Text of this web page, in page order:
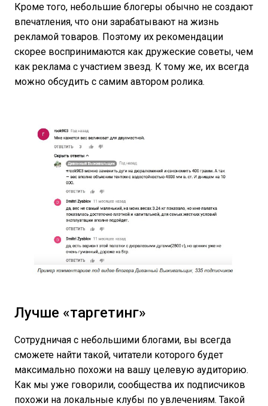
Кроме того, небольшие блогеры обычно не создают
впечатления, что они зарабатывают на жизнь
рекламой товаров. Поэтому их рекомендации
скорее воспринимаются как дружеские советы, чем
как реклама с участием звезд. К тому же, их всегда
можно обсудить с самим автором ролика.
Лучше «таргетинг»
Сотрудничая с небольшими блогами, вы всегда
сможете найти такой, читатели которого будет
максимально похожи на вашу целевую аудиторию.
Как мы уже говорили, сообщества их подписчиков
похожи на локальные клубы по увлечениям. Такой